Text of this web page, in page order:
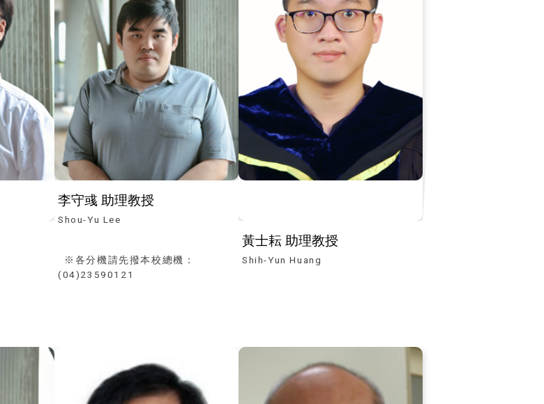
李守彧 助理教授
Shou-Yu Lee
※各分機請先撥本校總機：
(04)23590121
黃士耘 助理教授
Shih-Yun Huang